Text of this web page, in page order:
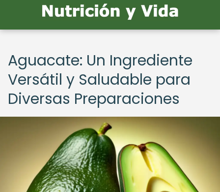
Aguacate: Un Ingrediente
Versátil y Saludable para
Diversas Preparaciones